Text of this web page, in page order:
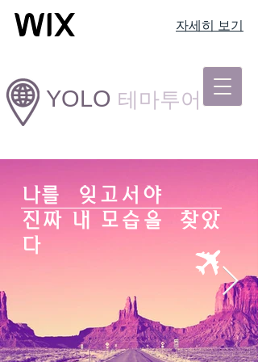
자세히 보기